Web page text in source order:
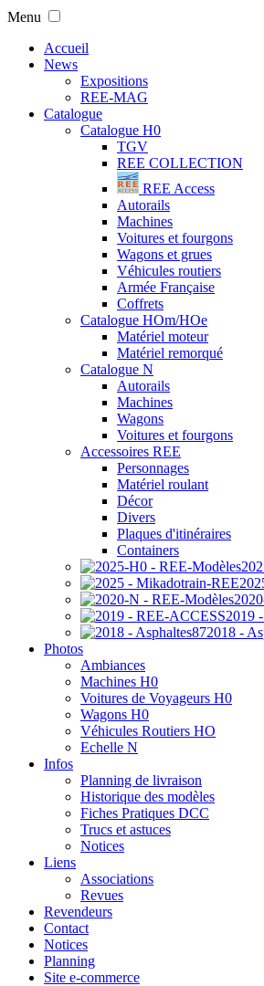
Menu
Accueil
News
Expositions
REE-MAG
Catalogue
Catalogue H0
TGV
REE COLLECTION
REE Access
Autorails
Machines
Voitures et fourgons
Wagons et grues
Véhicules routiers
Armée Française
Coffrets
Catalogue HOm/HOe
Matériel moteur
Matériel remorqué
Catalogue N
Autorails
Machines
Wagons
Voitures et fourgons
Accessoires REE
Personnages
Matériel roulant
Décor
Divers
Plaques d'itinéraires
Containers
2019
2018 -
Photos
Ambiances
Machines H0
Voitures de Voyageurs H0
Wagons H0
Véhicules Routiers HO
Echelle N
Infos
Planning de livraison
Historique des modèles
Fiches Pratiques DCC
Trucs et astuces
Notices
Liens
Associations
Revues
Revendeurs
Contact
Notices
Planning
Site e-commerce